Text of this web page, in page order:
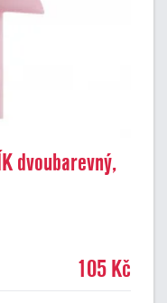
dvoubarevný,
105 Kč